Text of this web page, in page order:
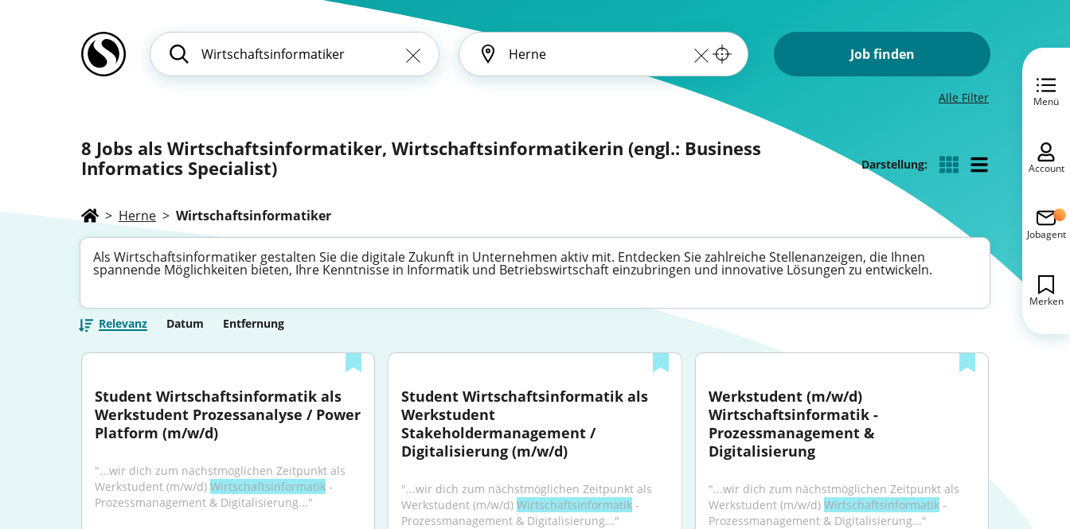
Job finden
Alle Filter
8 Jobs als Wirtschaftsinformatiker, Wirtschaftsinformatikerin (engl.: Business
Informatics Specialist)
Darstellung:
> Herne > Wirtschaftsinformatiker
Als Wirtschaftsinformatiker gestalten Sie die digitale Zukunft in Unternehmen aktiv mit. Entdecken Sie zahlreiche Stellenanzeigen, die Ihnen
spannende Möglichkeiten bieten, Ihre Kenntnisse in Informatik und Betriebswirtschaft einzubringen und innovative Lösungen zu entwickeln.
Relevanz Datum Entfernung
Student Wirtschaftsinformatik als
Werkstudent Prozessanalyse / Power
Platform (m/w/d)
"...wir dich zum nächstmöglichen Zeitpunkt als
Werkstudent (m/w/d) Wirtschaftsinformatik -
Prozessmanagement & Digitalisierung..."
Student Wirtschaftsinformatik als
Werkstudent
Stakeholdermanagement /
Digitalisierung (m/w/d)
"...wir dich zum nächstmöglichen Zeitpunkt als
Werkstudent (m/w/d) Wirtschaftsinformatik -
Prozessmanagement & Digitalisierung..."
Werkstudent (m/w/d)
Wirtschaftsinformatik -
Prozessmanagement &
Digitalisierung
"...wir dich zum nächstmöglichen Zeitpunkt als
Werkstudent (m/w/d) Wirtschaftsinformatik -
Prozessmanagement & Digitalisierung..."
Menü
Account
Jobagent
Merken